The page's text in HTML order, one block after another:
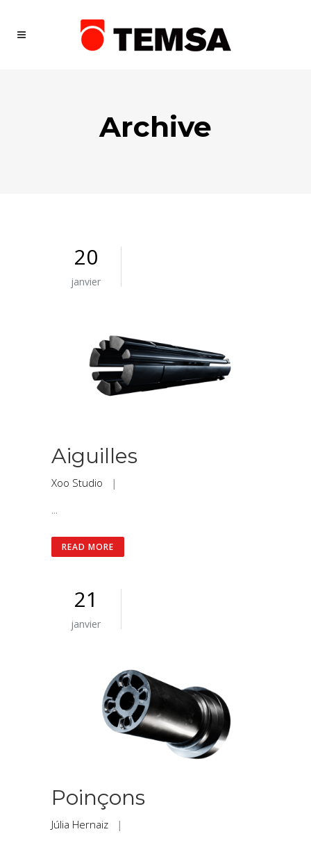
Archive
20
janvier
Aiguilles
Xoo Studio |
...
READ MORE
21
janvier
Poinçons
Júlia Hernaiz |